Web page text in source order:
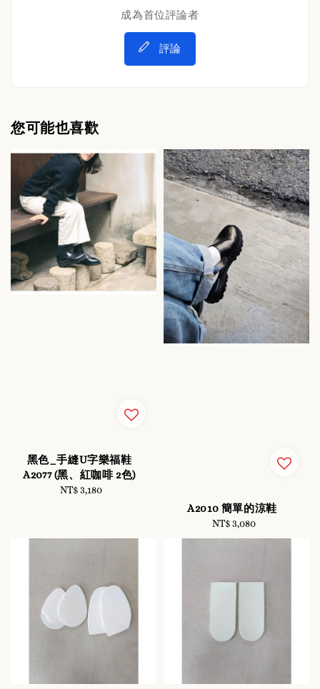
成為首位評論者
評論
您可能也喜歡
黑色_手縫U字樂福鞋
A2077 (黑、紅咖啡 2色)
Regular
NT$ 3,180
A2010 簡單的涼鞋
Regular
price
NT$ 3,080